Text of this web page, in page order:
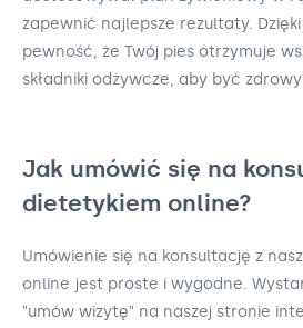
zapewnić najlepsze rezultaty.
pewność, że Twój pies otrzymuje
składniki odżywcze, aby być
Jak umówić się na
dietetykiem online?
Umówienie się na konsultację z
online jest proste i wygodne.
"umów wizytę" na naszej stronie